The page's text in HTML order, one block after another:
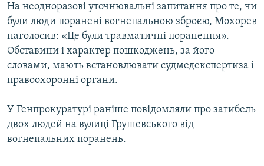
На неодноразові уточнювальні запитання про те, чи
були люди поранені вогнепальною зброєю, Мохорев
наголосив: «Це були травматичні поранення».
Обставини і характер пошкоджень, за його
словами, мають встановлювати судмедекспертиза і
правоохоронні органи.
У Генпрокуратурі раніше повідомляли про загибель
двох людей на вулиці Грушевського від
вогнепальних поранень.